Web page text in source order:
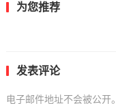
为您推荐
发表评论
电子邮件地址不会被公开。